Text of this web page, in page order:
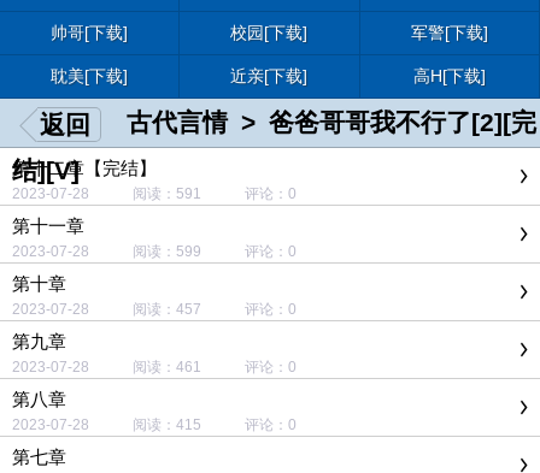
帅哥[下载] 校园[下载] 军警[下载]
耽美[下载] 近亲[下载] 高H[下载]
返回 古代言情> 爸爸哥哥我不行了[2][完
结][V]
第十二章【完结】
2023-07-28 阅读：591 评论：0
第十一章
2023-07-28 阅读：599 评论：0
第十章
2023-07-28 阅读：457 评论：0
第九章
2023-07-28 阅读：461 评论：0
第八章
2023-07-28 阅读：415 评论：0
第七章